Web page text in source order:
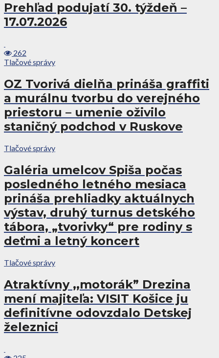
Prehľad podujatí 30. týždeň –
17.07.2026
262
Tlačové správy
OZ Tvorivá dielňa prináša graffiti
a murálnu tvorbu do verejného
priestoru – umenie oživilo
staničný podchod v Ruskove
Tlačové správy
Galéria umelcov Spiša počas
posledného letného mesiaca
prináša prehliadky aktuálnych
výstav, druhý turnus detského
tábora, „tvorivky“ pre rodiny s
deťmi a letný koncert
Tlačové správy
Atraktívny ,,motorák” Drezina
mení majiteľa: VISIT Košice ju
definitívne odovzdalo Detskej
železnici